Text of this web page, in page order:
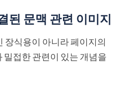
된 문맥 관련 이미지
장식용이 아니라 페이지의
밀접한 관련이 있는 개념을